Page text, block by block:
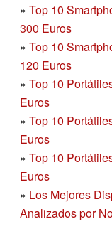
» Top 10
300 Euros
» Top 10
120 Euros
» Top 10
Euros
» Top 10
Euros
» Top 10
Euros
» Los Mejores
Analizados por